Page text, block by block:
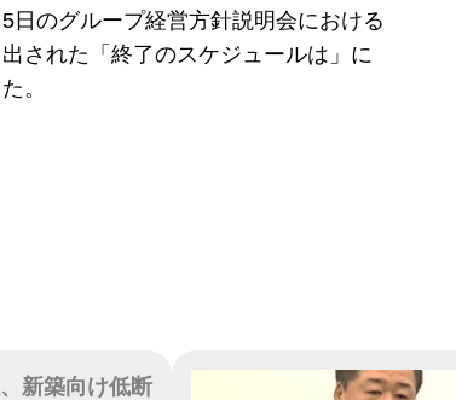
日のグループ経営方針説明会における
された「終了のスケジュールは」に
。
新築向け低断